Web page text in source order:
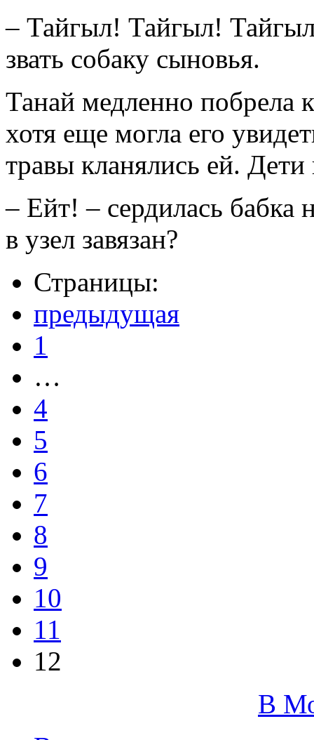
– Тайгыл! Тайгыл!
звать собаку сыновья.
Танай медленно побрела
хотя еще могла его
травы кланялись ей.
– Ейт! – сердилась бабка
в узел завязан?
Страницы:
предыдущая
1
…
4
5
6
7
8
9
10
11
12
В